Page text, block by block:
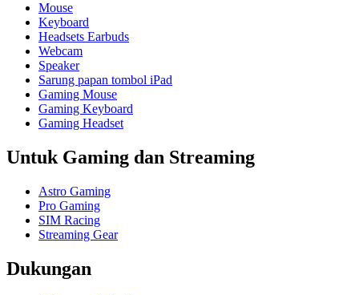
Mouse
Keyboard
Headsets Earbuds
Webcam
Speaker
Sarung papan tombol iPad
Gaming Mouse
Gaming Keyboard
Gaming Headset
Untuk Gaming dan Streaming
Astro Gaming
Pro Gaming
SIM Racing
Streaming Gear
Dukungan